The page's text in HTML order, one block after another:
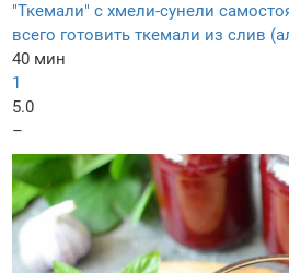
"Ткемали" с хмели-сунели
всего готовить ткемали из слив
40 мин
1
5.0
–